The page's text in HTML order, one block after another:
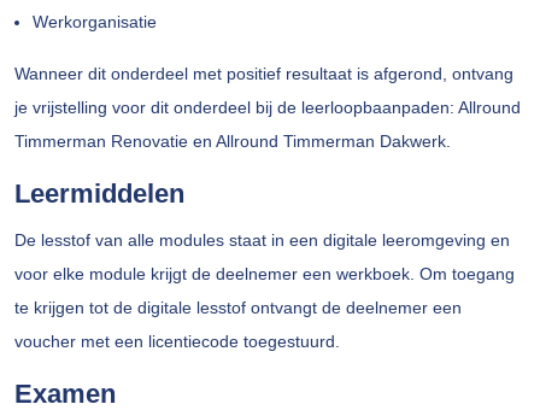
Werkorganisatie
Wanneer dit onderdeel met positief resultaat is afgerond, ontvang
je vrijstelling voor dit onderdeel bij de leerloopbaanpaden: Allround
Timmerman Renovatie en Allround Timmerman Dakwerk.
Leermiddelen
De lesstof van alle modules staat in een digitale leeromgeving en
voor elke module krijgt de deelnemer een werkboek. Om toegang
te krijgen tot de digitale lesstof ontvangt de deelnemer een
voucher met een licentiecode toegestuurd.
Examen